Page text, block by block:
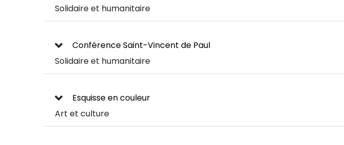
Solidaire et humanitaire
Conférence Saint-Vincent de Paul
Solidaire et humanitaire
Esquisse en couleur
Art et culture